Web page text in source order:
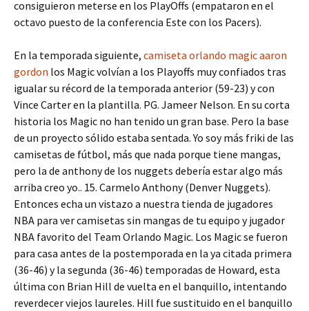
consiguieron meterse en los PlayOffs (empataron en el
octavo puesto de la conferencia Este con los Pacers).
En la temporada siguiente, camiseta orlando magic aaron
gordon los Magic volvían a los Playoffs muy confiados tras
igualar su récord de la temporada anterior (59-23) y con
Vince Carter en la plantilla. PG. Jameer Nelson. En su corta
historia los Magic no han tenido un gran base. Pero la base
de un proyecto sólido estaba sentada. Yo soy más friki de las
camisetas de fútbol, más que nada porque tiene mangas,
pero la de anthony de los nuggets debería estar algo más
arriba creo yo.. 15. Carmelo Anthony (Denver Nuggets).
Entonces echa un vistazo a nuestra tienda de jugadores
NBA para ver camisetas sin mangas de tu equipo y jugador
NBA favorito del Team Orlando Magic. Los Magic se fueron
para casa antes de la postemporada en la ya citada primera
(36-46) y la segunda (36-46) temporadas de Howard, esta
última con Brian Hill de vuelta en el banquillo, intentando
reverdecer viejos laureles. Hill fue sustituido en el banquillo